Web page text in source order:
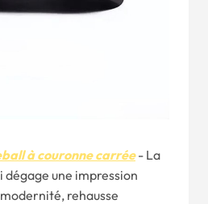
à couronne carrée- La
une impression
rehausse